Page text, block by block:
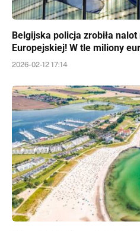
Belgijska policja zrobiła
Europejskiej! W tle miliony
2026-02-12 17:14